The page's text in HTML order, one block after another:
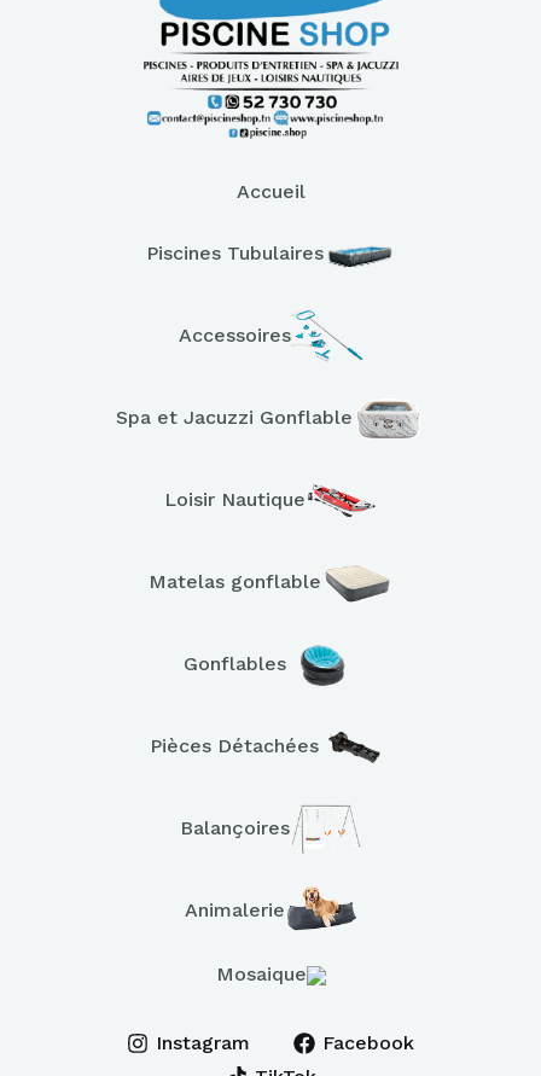
Accueil
Piscines Tubulaires
Accessoires
Spa et Jacuzzi Gonflable
Loisir Nautique
Matelas gonflable
Gonflables
Pièces Détachées
Balançoires
Animalerie
Mosaique
Instagram
Facebook